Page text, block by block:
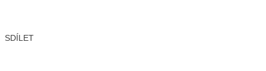
SDÍLET